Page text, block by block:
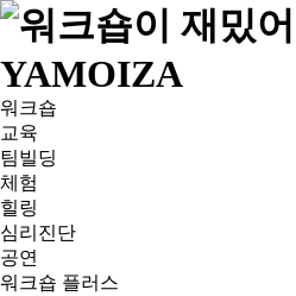
워크숍
교육
팀빌딩
체험
힐링
심리진단
공연
워크숍 플러스